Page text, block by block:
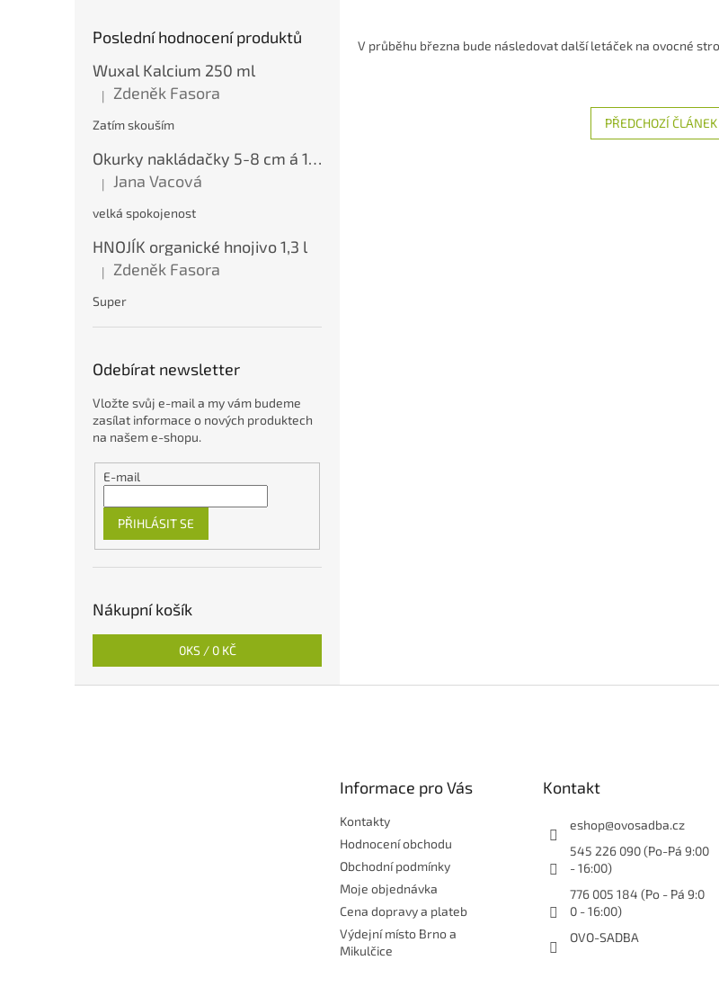
Poslední hodnocení produktů
Wuxal Kalcium 250 ml
Hodnocení produktu je 5 z 5 hvězdiček.
| Zdeněk Fasora
Zatím skouším
Okurky nakládačky 5-8 cm á 10 kg
Hodnocení produktu je 5 z 5 hvězdiček.
| Jana Vacová
velká spokojenost
HNOJÍK organické hnojivo 1,3 l
Hodnocení produktu je 5 z 5 hvězdiček.
| Zdeněk Fasora
Super
Odebírat newsletter
Vložte svůj e-mail a my vám budeme
zasílat informace o nových produktech
na našem e-shopu.
E-mail
PŘIHLÁSIT SE
Nákupní košík
0KS / 0 KČ
V průběhu března bude následovat další letáček na ovocné
PŘEDCHOZÍ ČLÁNEK
Informace pro Vás
Kontakty
Hodnocení obchodu
Obchodní podmínky
Moje objednávka
Cena dopravy a plateb
Výdejní místo Brno a
Mikulčice
Kontakt
eshop@ovosadba.cz
545 226 090 (Po-Pá 9:00
- 16:00)
776 005 184 (Po - Pá 9:0
0 - 16:00)
OVO-SADBA